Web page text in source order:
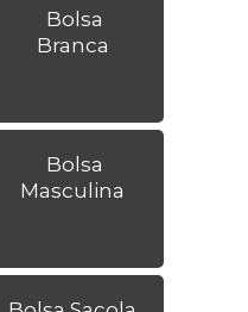
Bolsa
Branca
Bolsa
Masculina